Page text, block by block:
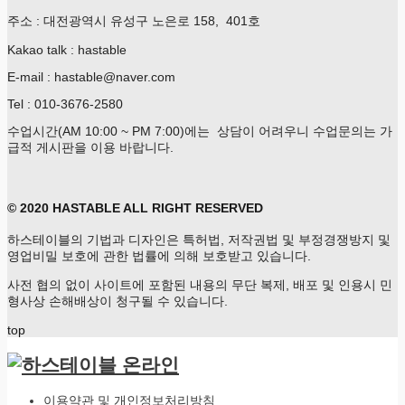
주소 : 대전광역시 유성구 노은로 158, 401호
Kakao talk : hastable
E-mail : hastable@naver.com
Tel : 010-3676-2580
수업시간(AM 10:00 ~ PM 7:00)에는 상담이 어려우니 수업문의는 가
급적 게시판을 이용 바랍니다.
© 2020 HASTABLE ALL RIGHT RESERVED
하스테이블의 기법과 디자인은 특허법, 저작권법 및 부정경쟁방지 및
영업비밀 보호에 관한 법률에 의해 보호받고 있습니다.
사전 협의 없이 사이트에 포함된 내용의 무단 복제, 배포 및 인용시 민
형사상 손해배상이 청구될 수 있습니다.
top
이용약관 및 개인정보처리방침